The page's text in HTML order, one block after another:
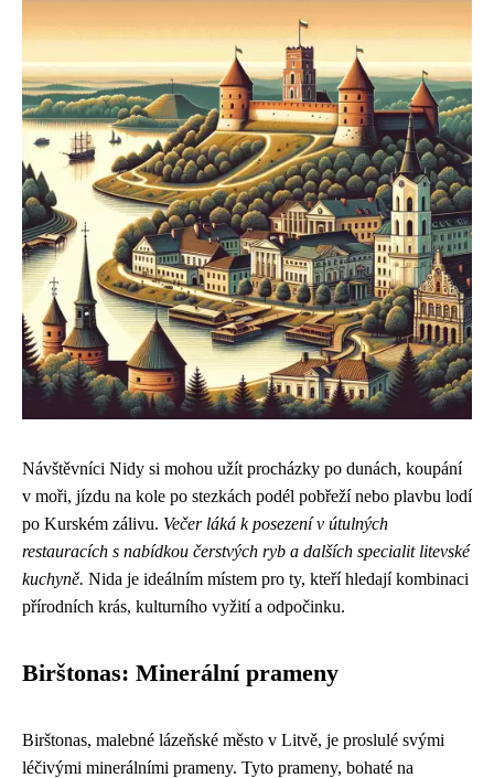
Návštěvníci Nidy si mohou užít procházky po dunách, koupání
v moři, jízdu na kole po stezkách podél pobřeží nebo plavbu lodí
po Kurském zálivu. Večer láká k posezení v útulných
restauracích s nabídkou čerstvých ryb a dalších specialit litevské
kuchyně. Nida je ideálním místem pro ty, kteří hledají kombinaci
přírodních krás, kulturního vyžití a odpočinku.
Birštonas: Minerální prameny
Birštonas, malebné lázeňské město v Litvě, je proslulé svými
léčivými minerálními prameny. Tyto prameny, bohaté na